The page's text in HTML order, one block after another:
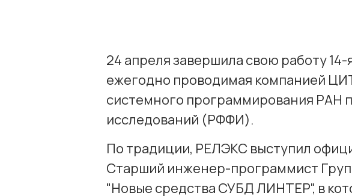
24 апреля завершила свою работу
ежегодно проводимая компанией
системного программирования РАН
исследований (РФФИ).
По традиции, РЕЛЭКС выступил
Старший инженер-программист
"Новые средства СУБД ЛИНТЕР", в